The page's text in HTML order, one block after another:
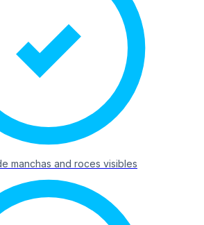
manchas and roces visibles